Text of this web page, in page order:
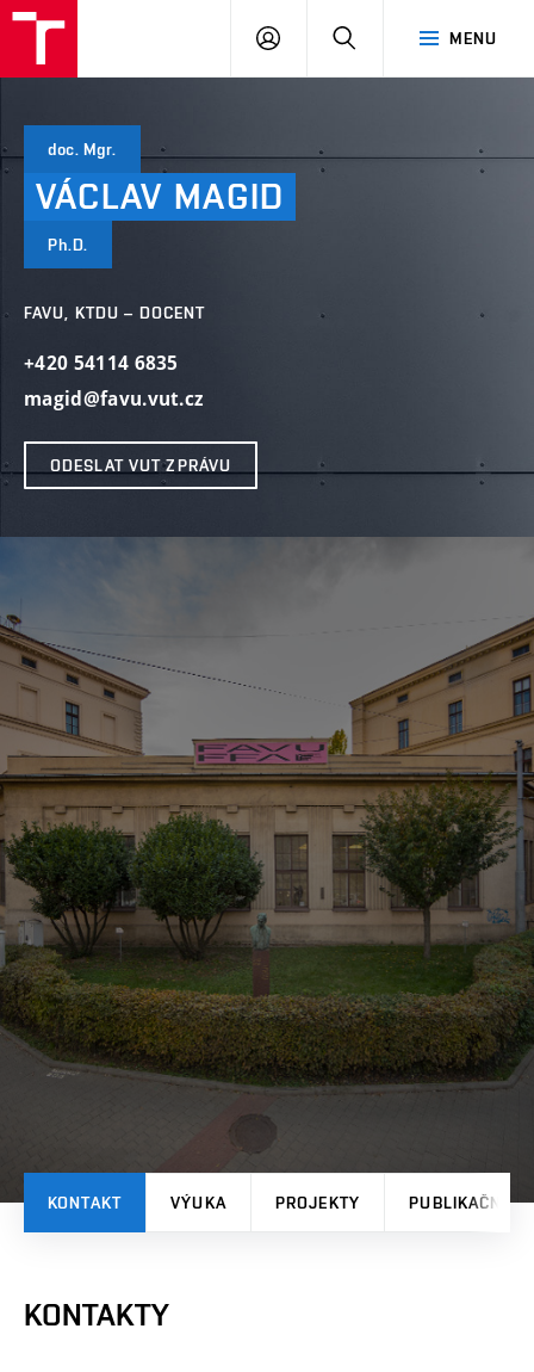
MENU
PŘIHLÁSIT
doc. Mgr.
VÁCLAV MAGID
Ph.D.
FAVU, KTDU – DOCENT
+420 54114 6835
magid@favu.vut.cz
ODESLAT VUT ZPRÁVU
KONTAKT VÝUKA PROJEKTY PUBLIKAČNÍ
KONTAKTY